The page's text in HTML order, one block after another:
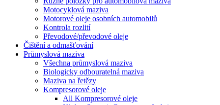
Motocyklová maziva
Motorové oleje osobních automobilů
Kontrola rozlití
Převodové/převodové oleje
Čištění a odmašťování
Průmyslová maziva
Všechna průmyslová maziva
Biologicky odbouratelná maziva
Maziva na řetězy
Kompresorové oleje
All Kompresorové oleje